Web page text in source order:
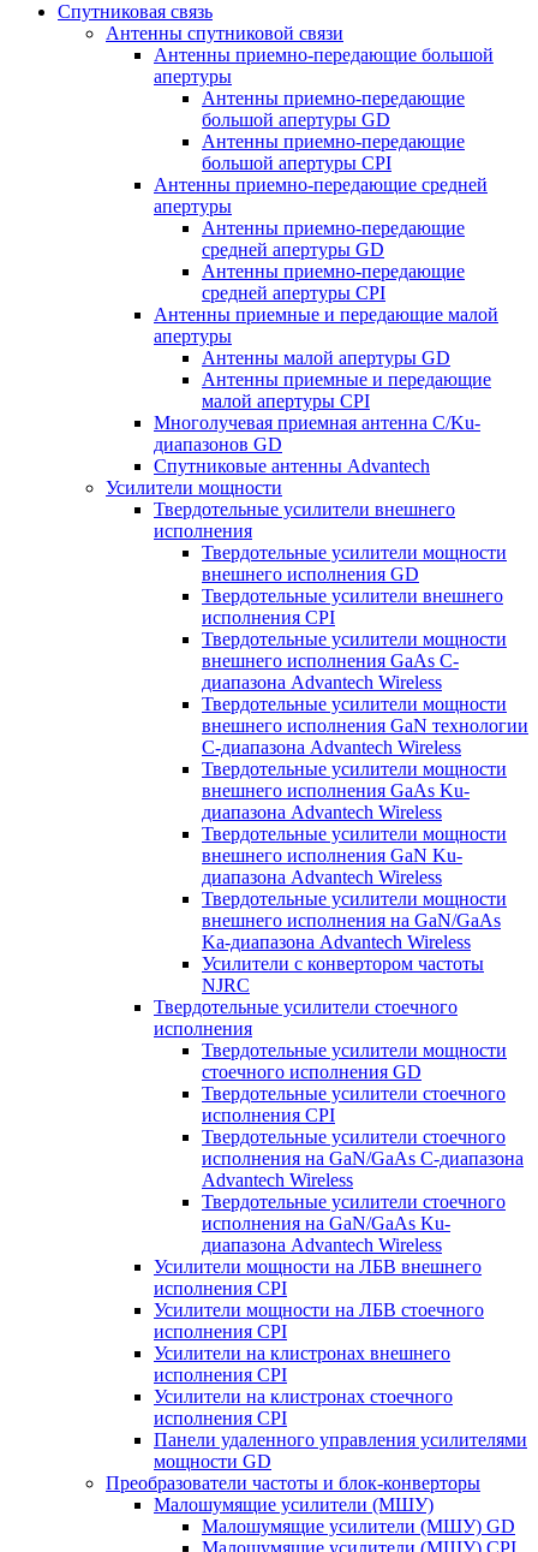
Спутниковая связь
Антенны спутниковой связи
Антенны приемно-передающие большой
апертуры
Антенны приемно-передающие
большой апертуры GD
Антенны приемно-передающие
большой апертуры CPI
Антенны приемно-передающие средней
апертуры
Антенны приемно-передающие
средней апертуры GD
Антенны приемно-передающие
средней апертуры CPI
Антенны приемные и передающие малой
апертуры
Антенны малой апертуры GD
Антенны приемные и передающие
малой апертуры CPI
Многолучевая приемная антенна С/Ku-
диапазонов GD
Спутниковые антенны Advantech
Усилители мощности
Твердотельные усилители внешнего
исполнения
Твердотельные усилители мощности
внешнего исполнения GD
Твердотельные усилители внешнего
исполнения CPI
Твердотельные усилители мощности
внешнего исполнения GaAs С-
диапазона Advantech Wireless
Твердотельные усилители мощности
внешнего исполнения GaN технологии
С-диапазона Advantech Wireless
Твердотельные усилители мощности
внешнего исполнения GaAs Ku-
диапазона Advantech Wireless
Твердотельные усилители мощности
внешнего исполнения GaN Ku-
диапазона Advantech Wireless
Твердотельные усилители мощности
внешнего исполнения на GaN/GaAs
Ka-диапазона Advantech Wireless
Усилители с конвертором чаcтоты
NJRC
Твердотельные усилители стоечного
исполнения
Твердотельные усилители мощности
стоечного исполнения GD
Твердотельные усилители стоечного
исполнения CPI
Твердотельные усилители стоечного
исполнения на GaN/GaAs С-диапазона
Advantech Wireless
Твердотельные усилители стоечного
исполнения на GaN/GaAs Ku-
диапазона Advantech Wireless
Усилители мощности на ЛБВ внешнего
исполнения CPI
Усилители мощности на ЛБВ стоечного
исполнения CPI
Усилители на клистронах внешнего
исполнения CPI
Усилители на клистронах стоечного
исполнения CPI
Панели удаленного управления усилителями
мощности GD
Преобразователи частоты и блок-конверторы
Малошумящие усилители (МШУ)
Малошумящие усилители (МШУ) GD
Малошумящие усилители (МШУ) CPI